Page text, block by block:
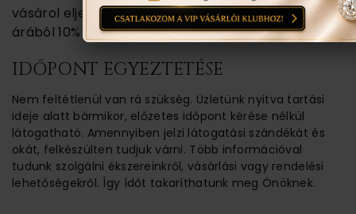
vásárol eljegyzési gyűrűt, a majdani karikagyűrű
árából 10% kedvezményt adunk!
IDŐPONT EGYEZTETÉSE
Nem feltétlenül van rá szükség. Üzletünk nyitva tartási
ideje alatt bármikor, előzetes időpont kérése nélkül
látogatható. Amennyiben jelzi látogatási szándékát és
okát, felkészülten tudjuk várni. Több információval
tudunk szolgálni ékszereinkről, vásárlási vagy rendelési
lehetőségekről. Így ídőt takaríthatunk meg Önöknek.